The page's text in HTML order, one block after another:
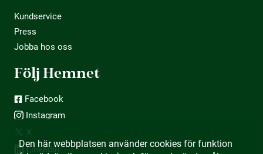
Kundservice
Press
Jobba hos oss
Följ Hemnet
Facebook
Instagram
X
LinkedIn
Den här webbplatsen använder cookies för funktion